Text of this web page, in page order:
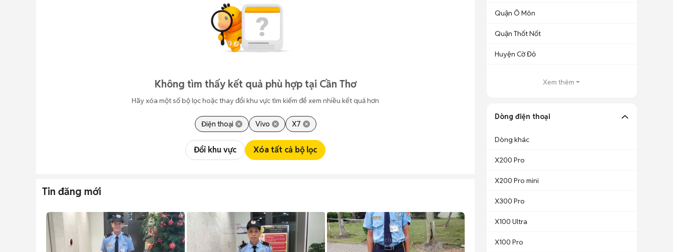
Không tìm thấy kết quả phù hợp tại Cần Thơ
Hãy xóa một số bộ lọc hoặc thay đổi khu vực tìm kiếm để xem nhiều kết quả hơn
Điện thoại Vivo X7
Đổi khu vực Xóa tất cả bộ lọc
Tin đăng mới
Quận Ô Môn
Quận Thốt Nốt
Huyện Cờ Đỏ
Xem thêm
Dòng điện thoại
Dòng khác
X200 Pro
X200 Pro mini
X300 Pro
X100 Ultra
X100 Pro